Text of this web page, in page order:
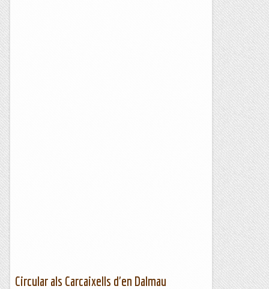
Circular als Carcaixells d'en Dalmau